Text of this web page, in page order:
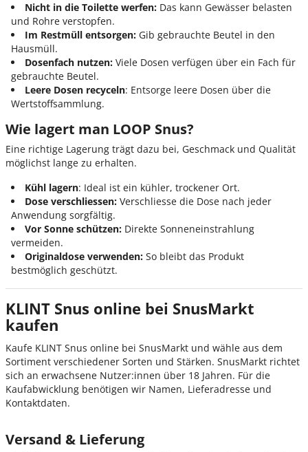
Nicht in die Toilette werfen: Das kann Gewässer belasten
und Rohre verstopfen.
Im Restmüll entsorgen: Gib gebrauchte Beutel in den
Hausmüll.
Dosenfach nutzen: Viele Dosen verfügen über ein Fach für
gebrauchte Beutel.
Leere Dosen recyceln: Entsorge leere Dosen über die
Wertstoffsammlung.
Wie lagert man LOOP Snus?
Eine richtige Lagerung trägt dazu bei, Geschmack und Qualität
möglichst lange zu erhalten.
Kühl lagern: Ideal ist ein kühler, trockener Ort.
Dose verschliessen: Verschliesse die Dose nach jeder
Anwendung sorgfältig.
Vor Sonne schützen: Direkte Sonneneinstrahlung
vermeiden.
Originaldose verwenden: So bleibt das Produkt
bestmöglich geschützt.
KLINT Snus online bei SnusMarkt
kaufen
Kaufe KLINT Snus online bei SnusMarkt und wähle aus dem
Sortiment verschiedener Sorten und Stärken. SnusMarkt richtet
sich an erwachsene Nutzer:innen über 18 Jahren. Für die
Kaufabwicklung benötigen wir Namen, Lieferadresse und
Kontaktdaten.
Versand & Lieferung